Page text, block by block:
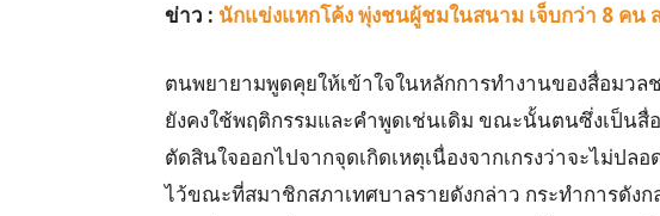
ข่าว : นักแข่งแหกโค้ง พุ่งชนผู้ชมในสนาม เจ็บกว่า 8 คน
ตนพยายามพูดคุยให้เข้าใจในหลักการทำงานของสื่อมว
ยังคงใช้พฤติกรรมและคำพูดเช่นเดิม ขณะนั้นตนซึ่งเป็นสื่
ตัดสินใจออกไปจากจุดเกิดเหตุเนื่องจากเกรงว่าจะไม่ป
ไว้ขณะที่สมาชิกสภาเทศบาลรายดังกล่าว กระทำการดัง